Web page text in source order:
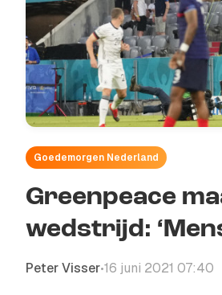
Goedemorgen Nederland
Greenpeace
wedstrijd:
Peter Visser•16 juni 2021 07:40